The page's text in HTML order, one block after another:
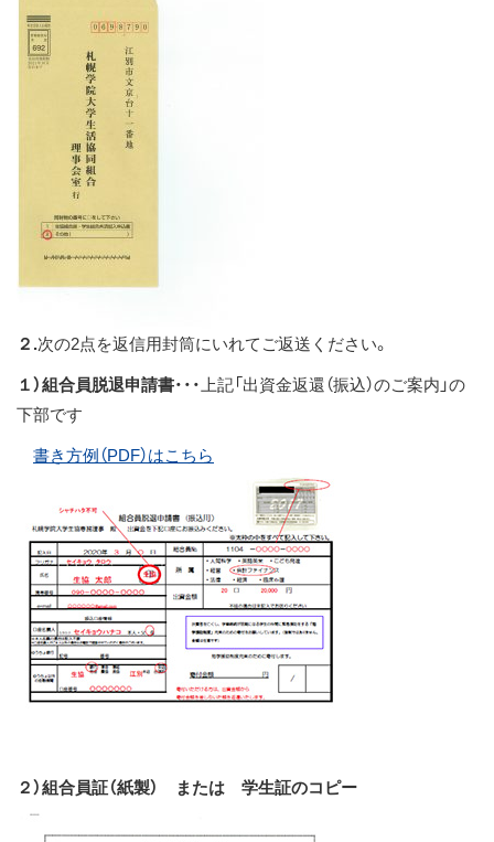
２.次の2点を返信用封筒にいれてご返送ください。
１）組合員脱退申請書・・・上記「出資金返還（振込）のご案内」の
下部です
書き方例（PDF）はこちら
２）組合員証（紙製） または 学生証のコピー